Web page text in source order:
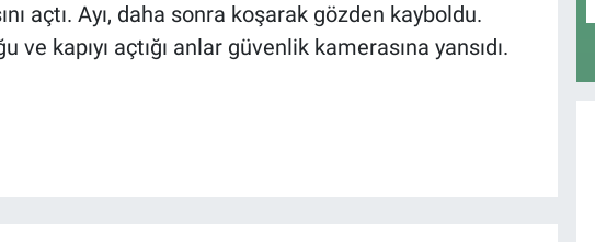
açtı. Ayı, daha sonra koşarak gözden kayboldu.
ve kapıyı açtığı anlar güvenlik kamerasına yansıdı.